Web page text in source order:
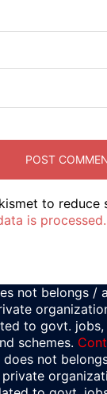
to reduce
is processed.
not belongs /
to govt. jobs,
schemes.
does not